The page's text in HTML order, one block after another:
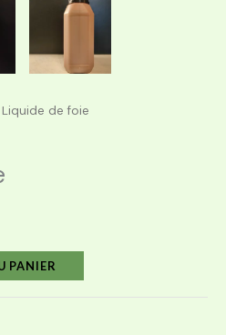
de foie
PANIER